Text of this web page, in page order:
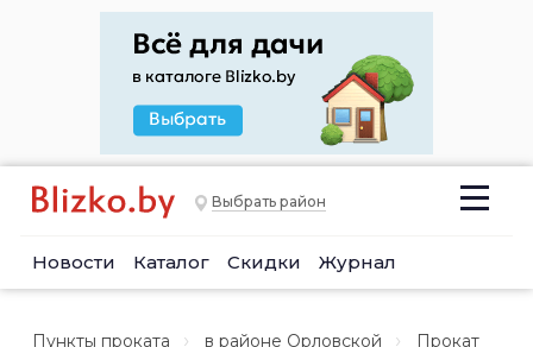
Выбрать район
Новости Каталог Скидки Журнал
Пункты проката в районе Орловской
Прокат